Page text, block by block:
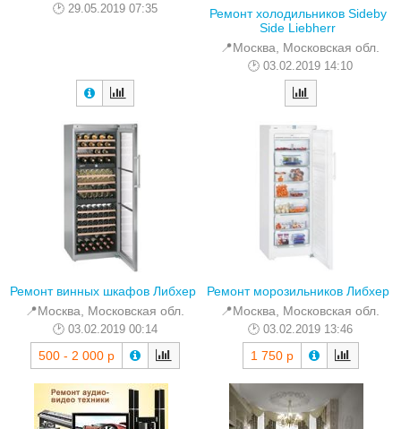
29.05.2019 07:35
Ремонт холодильников Sideby
Side Liebherr
📍Москва, Московская обл.
03.02.2019 14:10
Ремонт винных шкафов Либхер
📍Москва, Московская обл.
03.02.2019 00:14
500 - 2 000 р
Ремонт морозильников Либхер
📍Москва, Московская обл.
03.02.2019 13:46
1 750 р